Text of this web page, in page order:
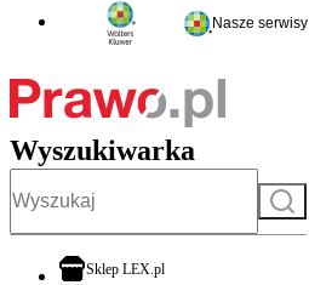
Nasze serwisy
Wyszukiwarka
Szukaj
Sklep LEX.plotwiera się w nowej karcie